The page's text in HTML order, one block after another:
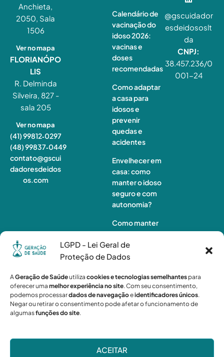
LGPD - Lei Geral de
Proteção de Dados
AGeração de Saúdeutiliza cookies e tecnologias semelhantes para
oferecer uma melhor experiência no site. Com seu consentimento,
podemos processardados de navegaçãoeidentificadores únicos.
Negar ou retirar o consentimento pode afetar o funcionamento de
algumasfunções do site.
ACEITAR
Anchieta,
2050, Sala
1506
Ver no mapa
FLORIANÓPO
LIS
R. Delminda
Silveira, 827 -
sala 205
Ver no mapa
(41) 99812‑0297
(48) 99837‑0449
contato@gscui
dadoresdeidos
os.com
Calendário de
vacinação do
idoso 2026:
vacinas e
doses
recomendadas
Como adaptar
a casa para
idosos e
prevenir
quedas e
acidentes
Envelhecer em
casa: como
manter o idoso
seguro e com
autonomia?
Como manter
o idoso ativo
em casa e
preservar sua
Monitorament
o de idosos à
distância:
é suficiente?
@gscuidador
esdeidososlt
da
CNPJ:
38.457.236/0
001-24